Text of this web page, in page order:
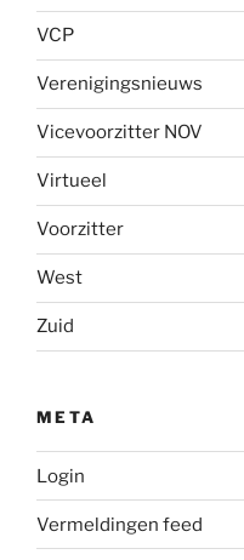
VCP
Verenigingsnieuws
Vicevoorzitter NOV
Virtueel
Voorzitter
West
Zuid
META
Login
Vermeldingen feed